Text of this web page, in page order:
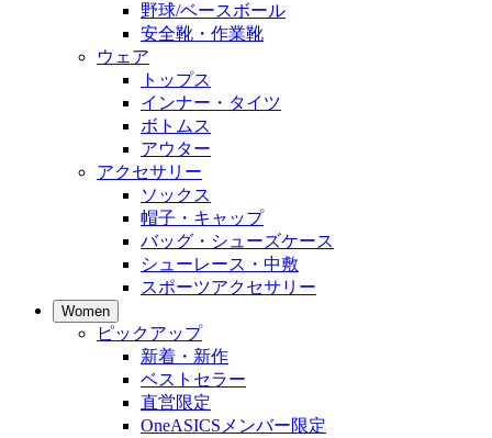
野球/ベースボール
安全靴・作業靴
ウェア
トップス
インナー・タイツ
ボトムス
アウター
アクセサリー
ソックス
帽子・キャップ
バッグ・シューズケース
シューレース・中敷
スポーツアクセサリー
Women
ピックアップ
新着・新作
ベストセラー
直営限定
OneASICSメンバー限定